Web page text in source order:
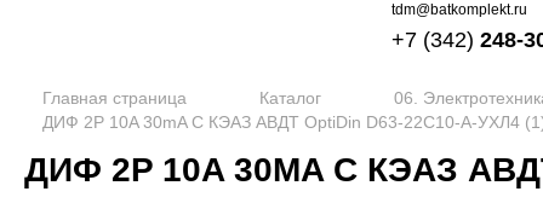
tdm@batkomplekt.ru
+7 (342) 248-
Главная страница Каталог
06.
ДИФ 2P 10A 30mA C КЭАЗ АВДТ OptiDin D63-22C10-A-УХЛ4
ДИФ 2P 10A 30MA C КЭАЗ